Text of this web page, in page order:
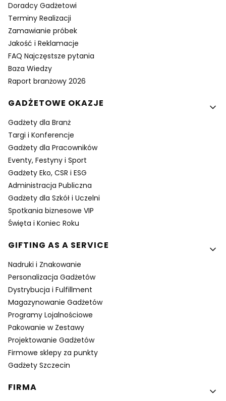
Doradcy Gadżetowi
Terminy Realizacji
Zamawianie próbek
Jakość i Reklamacje
FAQ Najczęstsze pytania
Baza Wiedzy
Raport branżowy 2026
GADŻETOWE OKAZJE
Gadżety dla Branż
Targi i Konferencje
Gadżety dla Pracowników
Eventy, Festyny i Sport
Gadżety Eko, CSR i ESG
Administracja Publiczna
Gadżety dla Szkół i Uczelni
Spotkania biznesowe VIP
Święta i Koniec Roku
GIFTING AS A SERVICE
Nadruki i Znakowanie
Personalizacja Gadżetów
Dystrybucja i Fulfillment
Magazynowanie Gadżetów
Programy Lojalnościowe
Pakowanie w Zestawy
Projektowanie Gadżetów
Firmowe sklepy za punkty
Gadżety Szczecin
FIRMA